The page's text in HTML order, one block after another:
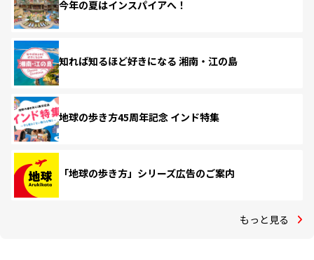
今年の夏はインスパイアへ！
知れば知るほど好きになる 湘南・江の島
地球の歩き方45周年記念 インド特集
「地球の歩き方」シリーズ広告のご案内
もっと見る